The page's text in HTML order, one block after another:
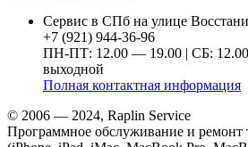
Сервис в СПб на улице
+7 (921) 944-36-96
ПН-ПТ: 12.00 — 19.00 | СБ:
выходной
Полная контактная информация
© 2006 — 2024, Raplin Service
Программное обслуживание и ремонт